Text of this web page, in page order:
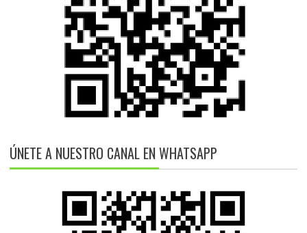
ÚNETE A NUESTRO CANAL EN WHATSAPP